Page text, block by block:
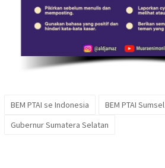
BEM PTAI se Indonesia
BEM PTAI Sumsel
Gubernur Sumatera Selatan